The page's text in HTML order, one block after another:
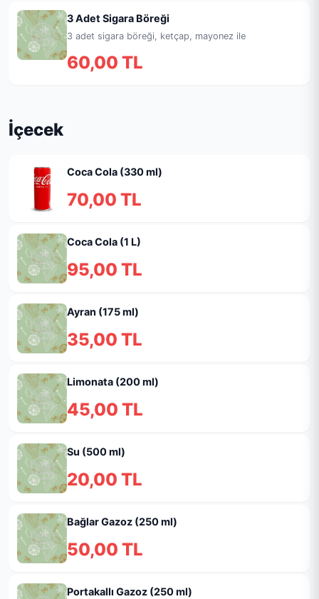
3 Adet Sigara Böreği
3 adet sigara böreği, ketçap, mayonez ile
60,00 TL
İçecek
Coca Cola (330 ml)
70,00 TL
Coca Cola (1 L)
95,00 TL
Ayran (175 ml)
35,00 TL
Limonata (200 ml)
45,00 TL
Su (500 ml)
20,00 TL
Bağlar Gazoz (250 ml)
50,00 TL
Portakallı Gazoz (250 ml)